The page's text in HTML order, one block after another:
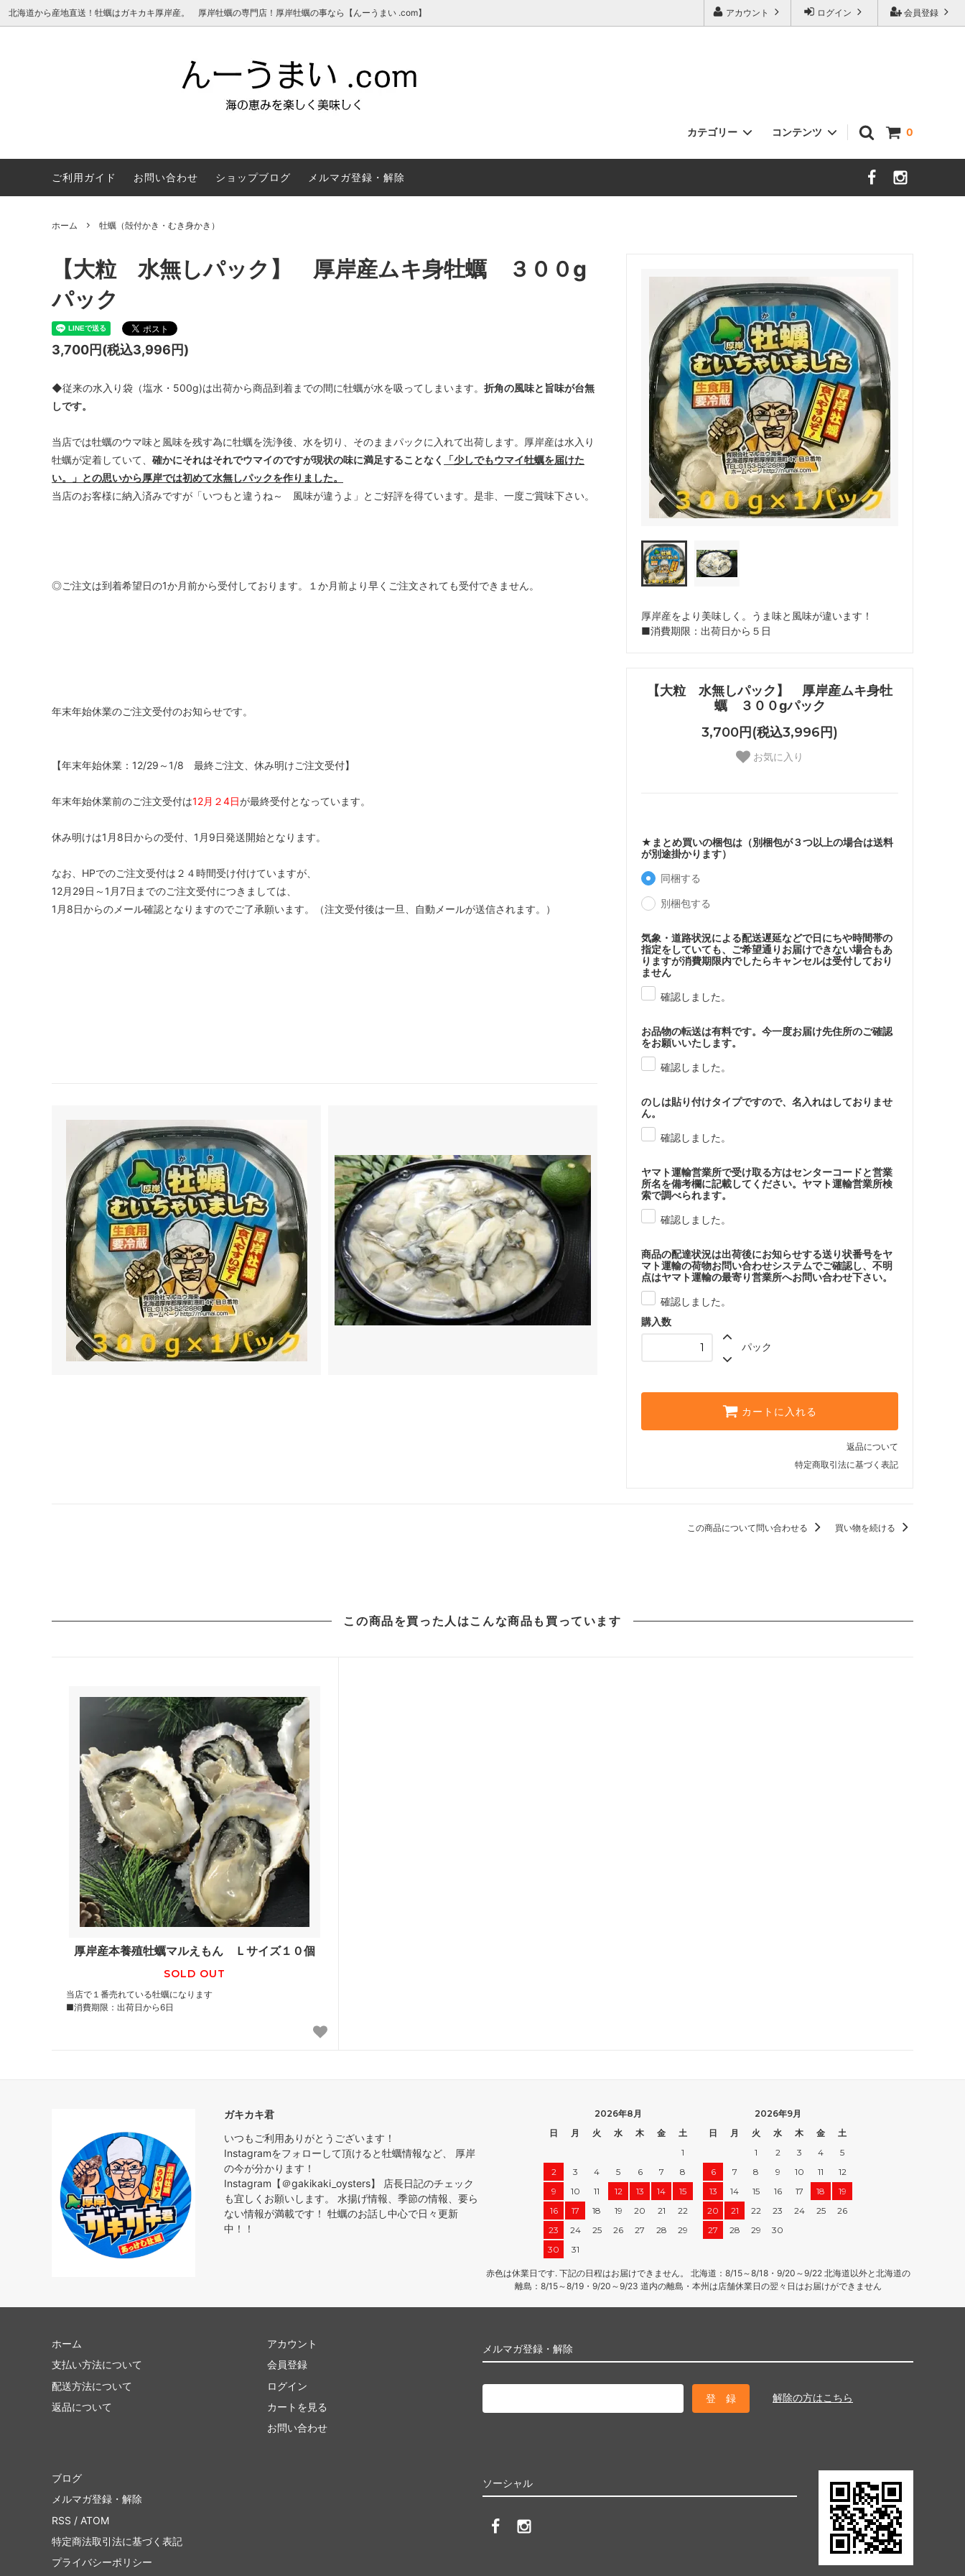
会員登録
ログイン
アカウント
北海道から産地直送！牡蠣はガキカキ厚岸産。 厚岸牡蠣の専門店！厚岸牡蠣の事なら【んーうまい .com】
0
カテゴリー
牡蠣（殻付かき・むき身かき） あさり
コンテンツ
厚岸の牡蠣規格は重量規格 厚岸の牡蠣は安心安全
自社取扱い牡蠣
ご利用ガイド お問い合わせ ショップブログ メルマガ登録・解除
ホーム 牡蠣（殻付かき・むき身かき）
厚岸産をより美味しく。うま味と風味が違います！
■消費期限：出荷日から５日
【大粒 水無しパック】 厚岸産ムキ身牡
蠣 ３００gパック
3,700円(税込3,996円)
お気に入り
★まとめ買いの梱包は（別梱包が３つ以上の場合は送料
が別途掛かります）
同梱する
別梱包する
気象・道路状況による配送遅延などで日にちや時間帯の
指定をしていても、ご希望通りお届けできない場合もあ
りますが消費期限内でしたらキャンセルは受付しており
ません
確認しました。
お品物の転送は有料です。今一度お届け先住所のご確認
をお願いいたします。
確認しました。
のしは貼り付けタイプですので、名入れはしておりませ
ん。
確認しました。
ヤマト運輸営業所で受け取る方はセンターコードと営業
所名を備考欄に記載してください。ヤマト運輸営業所検
索で調べられます。
確認しました。
商品の配達状況は出荷後にお知らせする送り状番号をヤ
マト運輸の荷物お問い合わせシステムでご確認し、不明
点はヤマト運輸の最寄り営業所へお問い合わせ下さい。
確認しました。
購入数
パック
カートに入れる
返品について
特定商取引法に基づく表記
【大粒 水無しパック】 厚岸産ムキ身牡蠣 ３００g
パック
3,700円(税込3,996円)
◆従来の水入り袋（塩水・500g)は出荷から商品到着までの間に牡蠣が水を吸ってしまいます。 折角の風味と旨味が台無
しです。
当店では牡蠣のウマ味と風味を残す為に牡蠣を洗浄後、水を切り、そのままパックに入れて出荷します。厚岸産は水入り
牡蠣が定着していて、 確かにそれはそれでウマイのですが現状の味に満足することなく
「少しでもウマイ牡蠣を届けた
い。」との思いから厚岸では初めて水無しパックを作りました。
当店のお客様に納入済みですが「いつもと違うね～ 風味が違うよ」とご好評を得ています。是非、一度ご賞味下さい。
◎ご注文は到着希望日の1か月前から受付しております。１か月前より早くご注文されても受付できません。
年末年始休業のご注文受付のお知らせです。
【年末年始休業：12/29～1/8 最終ご注文、休み明けご注文受付】
年末年始休業前のご注文受付は12月２4日が最終受付となっています。
休み明けは1月8日からの受付、1月9日発送開始となります。
なお、HPでのご注文受付は２４時間受け付けていますが、
12月29日～1月7日までのご注文受付につきましては、
1月8日からのメール確認となりますのでご了承願います。（注文受付後は一旦、自動メールが送信されます。）
この商品について問い合わせる 買い物を続ける
この商品を買った人は こんな商品も買っています
厚岸産本養殖牡蠣マルえもん Ｌサイズ１０個
SOLD OUT
当店で１番売れている牡蠣になります
■消費期限：出荷日から6日
ガキカキ君
いつもご利用ありがとうございます！
Instagramをフォローして頂けると牡蠣情報など、 厚岸
の今が分かります！
Instagram【＠gakikaki_oysters】 店長日記のチェック
も宜しくお願いします。 水揚げ情報、季節の情報、要ら
ない情報が満載です！ 牡蠣のお話し中心で日々更新
中！！
2026年8月
日
月 火 水 木 金
土
1
2
3 4 5 6 7
8
9
10 11 12 13 14
15
16
17 18 19 20 21
22
23
24 25 26 27 28
29
30
31
2026年9月
日
月 火 水 木 金
土
1
2 3 4
5
6
7 8 9 10 11
12
13
14 15 16 17 18
19
20
21 22 23 24 25
26
27
28 29 30
赤色は休業日です. 下記の日程はお届けできません。 北海道：8/15～8/18・9/20～9/22 北海道以外と北海道の
離島：8/15～8/19・9/20～9/23 道内の離島・本州は店舗休業日の翌々日はお届けができません
メルマガ登録・解除
解除の方はこちら
ホーム
支払い方法について
配送方法について
返品について
アカウント
会員登録
ログイン
カートを見る
お問い合わせ
ソーシャル
ブログ
メルマガ登録・解除
RSS / ATOM
特定商法取引法に基づく表記
プライバシーポリシー